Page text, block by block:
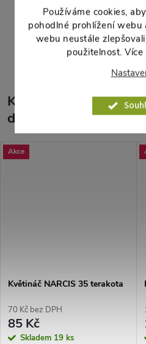
Používáme cookies,
pohodlné prohlížení webu
webu neustále
použitelnost.
výška:5,8 cm
Parametry produktu
K tomuto produktu
doporučujeme ještě
Akce
Květináč NARCIS 35 terakota
70 Kč bez DPH
85 Kč
Skladem 19 ks